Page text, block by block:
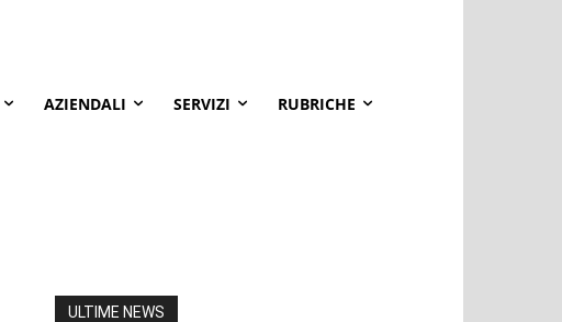
AZIENDALI SERVIZI RUBRICHE
ULTIME NEWS